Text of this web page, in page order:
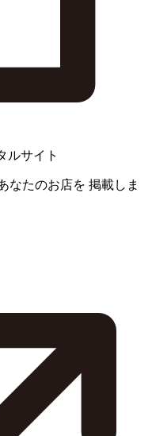
ルサイト
なたのお店を 掲載しま